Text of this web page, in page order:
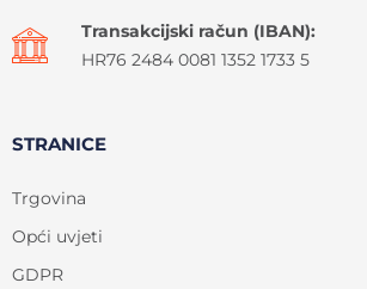
Transakcijski račun (IBAN):
HR76 2484 0081 1352 1733 5
STRANICE
Trgovina
Opći uvjeti
GDPR